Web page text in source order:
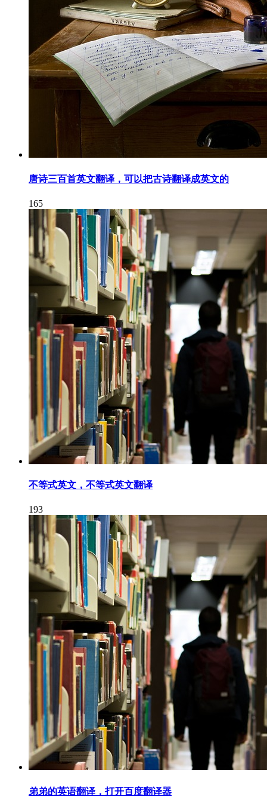
唐诗三百首英文翻译，可以把古诗翻译成英文的
165
不等式英文，不等式英文翻译
193
弟弟的英语翻译，打开百度翻译器